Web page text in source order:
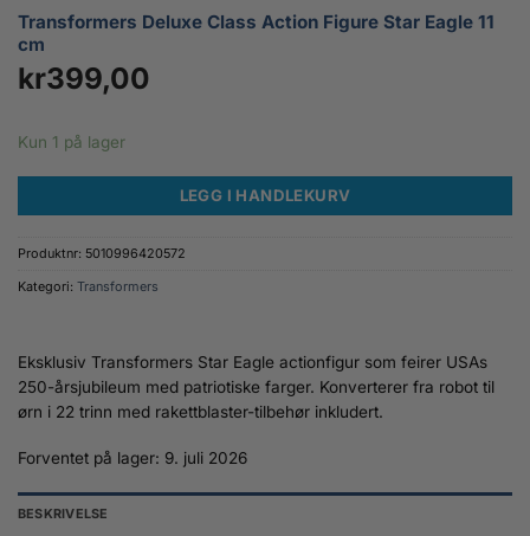
Transformers Deluxe Class Action Figure Star Eagle 11
cm
kr399,00
Kun 1 på lager
LEGG I HANDLEKURV
Produktnr: 5010996420572
Kategori: Transformers
Eksklusiv Transformers Star Eagle actionfigur som feirer USAs
250-årsjubileum med patriotiske farger. Konverterer fra robot til
ørn i 22 trinn med rakettblaster-tilbehør inkludert.
Forventet på lager: 9. juli 2026
BESKRIVELSE